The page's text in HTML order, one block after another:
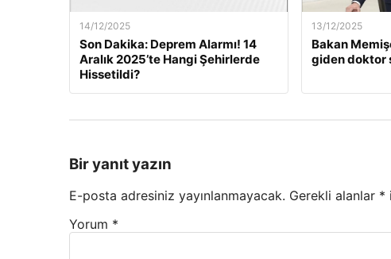
14/12/2025
Son Dakika: Deprem Alarmı! 14
Aralık 2025’te Hangi Şehirlerde
Hissetildi?
13/12/2025
Bakan
giden doktor
Bir yanıt yazın
E-posta adresiniz yayınlanmayacak. Gerekli alanlar *
Yorum *